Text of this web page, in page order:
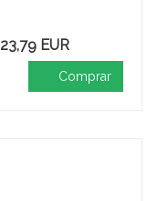
23,79 EUR
Comprar